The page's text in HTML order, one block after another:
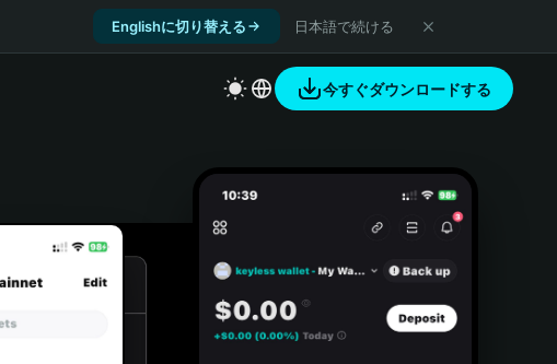
Englishに切り替える 日本語で続ける
今すぐダウンロードする